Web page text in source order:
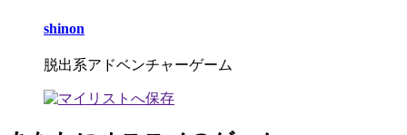
shinon
脱出系アドベンチャーゲーム